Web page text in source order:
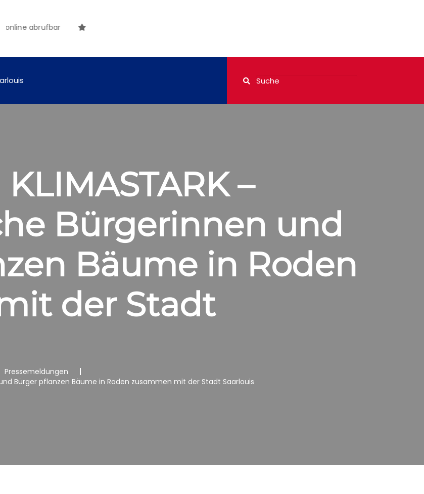
abrufbar
–
Bürgerinnen und
Bäume in Roden
der Stadt
Pressemeldungen
Bürger pflanzen Bäume in Roden zusammen mit der Stadt Saarlouis